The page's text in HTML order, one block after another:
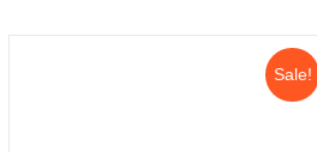
Sale!